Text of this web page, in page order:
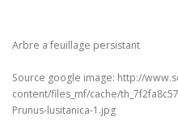
Arbre a feuillage persistant
Source google image: http://
content/files_mf/cache/
Prunus-lusitanica-1.jpg